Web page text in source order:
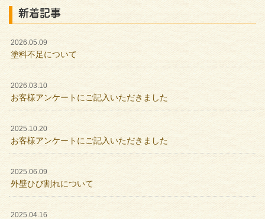
新着記事
2026.05.09
塗料不足について
2026.03.10
お客様アンケートにご記入いただきました
2025.10.20
お客様アンケートにご記入いただきました
2025.06.09
外壁ひび割れについて
2025.04.16